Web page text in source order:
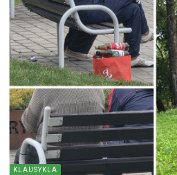
KLAUSYKLA